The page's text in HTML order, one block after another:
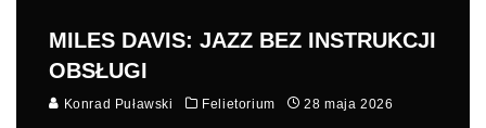
MILES DAVIS: JAZZ BEZ INSTRUKCJI
OBSŁUGI
Konrad Puławski Felietorium 28 maja 2026